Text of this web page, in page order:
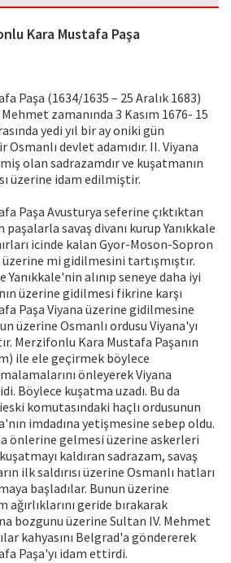
Kara Mustafa Paşa
Paşa (1634/1635 – 25 Aralık 1683)
Mehmet zamanında 3 Kasım 1676- 15
yedi yıl bir ay oniki gün
Osmanlı devlet adamıdır. II. Viyana
olan sadrazamdır ve kuşatmanın
üzerine idam edilmiştir.
Paşa Avusturya seferine çıktıktan
savaş divanı kurup Yanıkkale
icinde kalan Gyor-Moson-Sopron
mi gidilmesini tartışmıştır.
Yanıkkale'nin alınıp seneye daha iyi
üzerine gidilmesi fikrine karşı
Paşa Viyana üzerine gidilmesine
üzerine Osmanlı ordusu Viyana'yı
Merzifonlu Kara Mustafa Paşanın
ile ele geçirmek böylece
önleyerek Viyana
Böylece kuşatma uzadı. Bu da
komutasındaki haçlı ordusunun
imdadına yetişmesine sebep oldu.
önlerine gelmesi üzerine askerleri
kaldıran sadrazam, savaş
ilk saldırısı üzerine Osmanlı hatları
başladılar. Bunun üzerine
geride bırakarak
bozgunu üzerine Sultan IV. Mehmet
kahyasını Belgrad'a göndererek
Paşa'yı idam ettirdi.